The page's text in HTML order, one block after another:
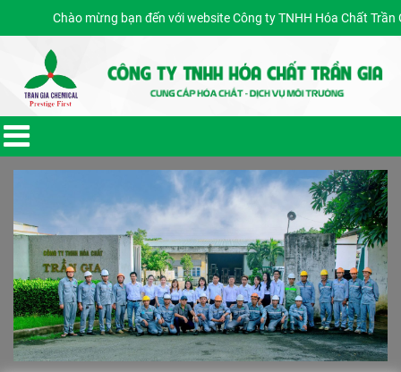
Chào mừng bạn đến với website Công ty TNHH Hóa Chất Trần Gia
Giờ làm việc 7:30 - 17:00 Ngôn ngữ: